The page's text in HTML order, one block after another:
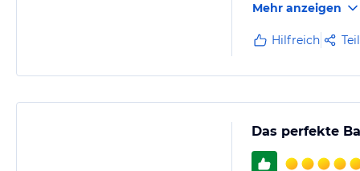
Mehr anzeigen
Hilfreich
Das perfekte